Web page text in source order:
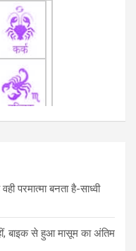
परमात्मा बनता है-साध्वी
बाइक से हुआ मासूम का अंतिम